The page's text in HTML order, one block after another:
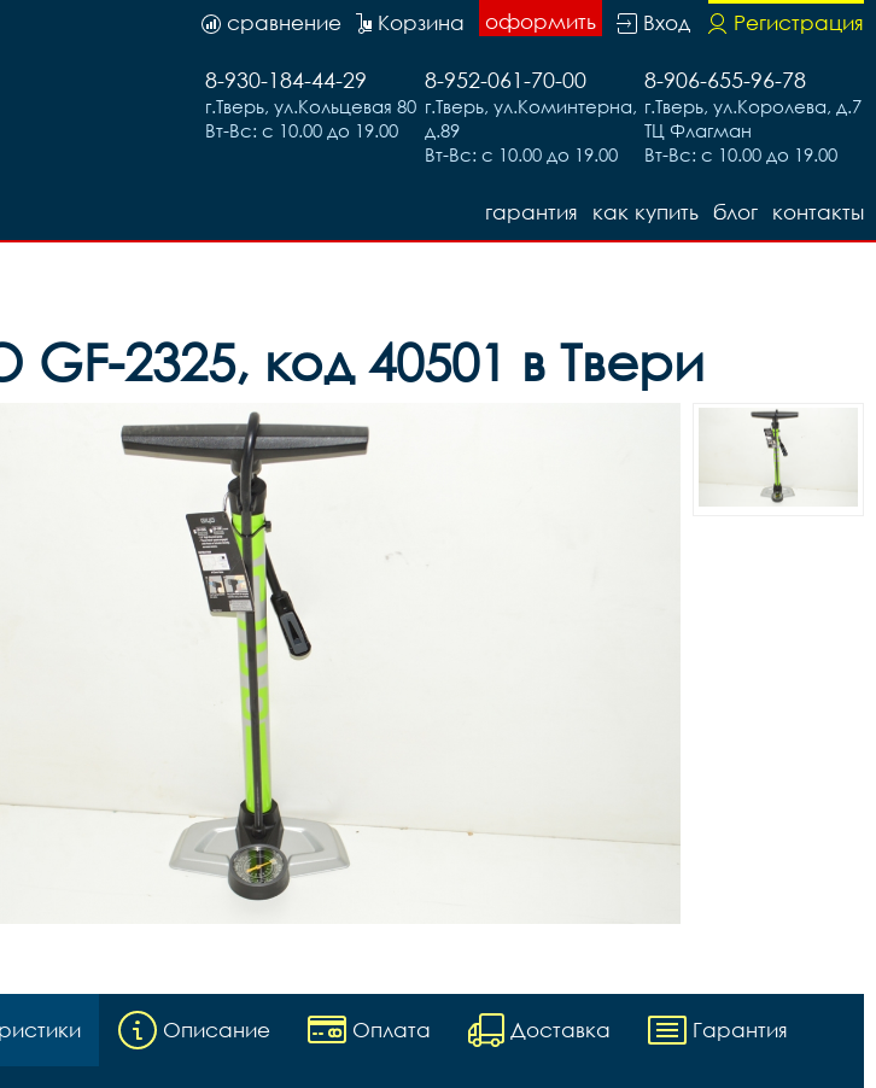
код 41256
Регистрация
Вход
оформить
Корзина
сравнение
8-906-655-96-78
г.Тверь, ул.Королева, д.7
ТЦ Флагман
Вт-Вс: с 10.00 до 19.00
8-952-061-70-00
г.Тверь, ул.Коминтерна,
д.89
Вт-Вс: с 10.00 до 19.00
8-930-184-44-29
г.Тверь, ул.Кольцевая 80
Вт-Вс: с 10.00 до 19.00
контакты
блог
как купить
гарантия
2325, код 40501 в Твери
Описание Оплата Доставка Гарантия